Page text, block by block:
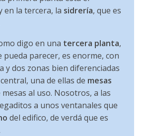
en la tercera, la sidrería, que es
digo en una tercera planta,
pueda parecer, es enorme, con
y dos zonas bien diferenciadas
una de ellas de mesas
al uso. Nosotros, a las
a unos ventanales que
del edifico, de verdá que es